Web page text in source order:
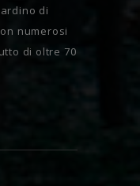
di
numerosi
di oltre 70